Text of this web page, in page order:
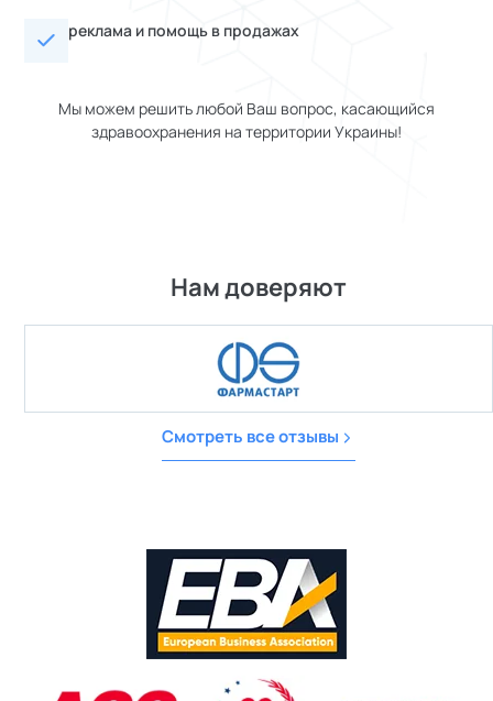
реклама и помощь в продажах
Мы можем решить любой Ваш вопрос, касающийся
здравоохранения на территории Украины!
Нам доверяют
Смотреть все отзывы